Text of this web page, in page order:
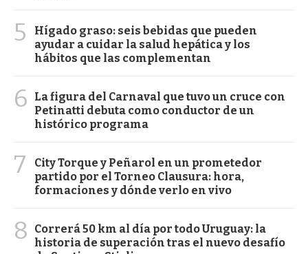
5
Hígado graso: seis bebidas que pueden
ayudar a cuidar la salud hepática y los
hábitos que las complementan
6
La figura del Carnaval que tuvo un cruce con
Petinatti debuta como conductor de un
histórico programa
7
City Torque y Peñarol en un prometedor
partido por el Torneo Clausura: hora,
formaciones y dónde verlo en vivo
8
Correrá 50 km al día por todo Uruguay: la
historia de superación tras el nuevo desafío